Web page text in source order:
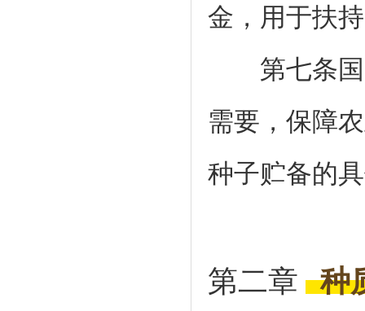
金，用于扶
第七条国
需要，保障
种子贮备的
第二章 种